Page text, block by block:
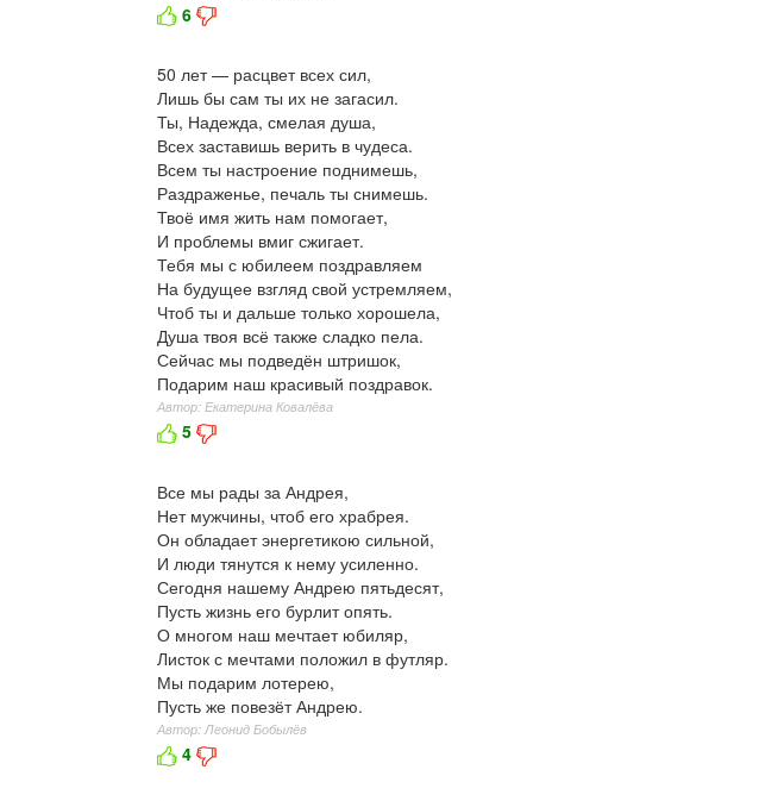
6
50 лет — расцвет всех сил,
Лишь бы сам ты их не загасил.
Ты, Надежда, смелая душа,
Всех заставишь верить в чудеса.
Всем ты настроение поднимешь,
Раздраженье, печаль ты снимешь.
Твоё имя жить нам помогает,
И проблемы вмиг сжигает.
Тебя мы с юбилеем поздравляем
На будущее взгляд свой устремляем,
Чтоб ты и дальше только хорошела,
Душа твоя всё также сладко пела.
Сейчас мы подведён штришок,
Подарим наш красивый поздравок.
Автор: Екатерина Ковалёва
5
Все мы рады за Андрея,
Нет мужчины, чтоб его храбрея.
Он обладает энергетикою сильной,
И люди тянутся к нему усиленно.
Сегодня нашему Андрею пятьдесят,
Пусть жизнь его бурлит опять.
О многом наш мечтает юбиляр,
Листок с мечтами положил в футляр.
Мы подарим лотерею,
Пусть же повезёт Андрею.
Автор: Леонид Бобылёв
4